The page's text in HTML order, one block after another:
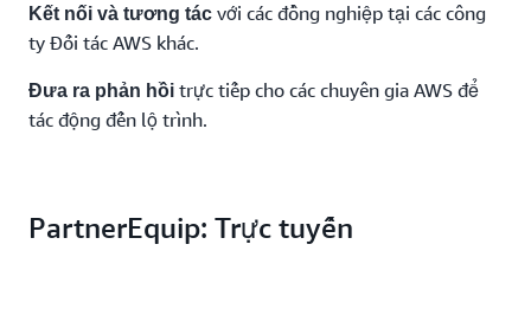
Kết nối và tương tác với các đồng nghiệp tại các công
ty Đối tác AWS khác.
Đưa ra phản hồi trực tiếp cho các chuyên gia AWS để
tác động đến lộ trình.
PartnerEquip: Trực tuyến